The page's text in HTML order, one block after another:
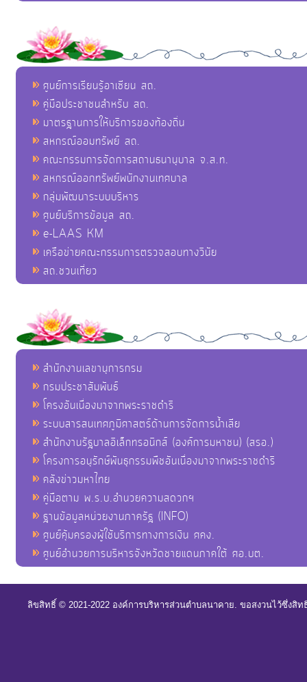
ศูนย์การเรียนรู้อาเซียน สถ.
คู่มือประชาชนสำหรับ สถ.
มาตรฐานการให้บริการของท้องถิ่น
สหกรณ์ออมทรัพย์ สถ.
คณะกรรมการจัดการสถานธนานุบาล จ.ส.ท.
สหกรณ์ออกทรัพย์พนักงานเทศบาล
กลุ่มพัฒนาระบบบริหาร
ศูนย์บริการข้อมูล สถ.
e-LAAS KM
เครือข่ายคณะกรรมการตรวจสอบทางวินัย
สถ.ชวนเที่ยว
สำนักงานเลขานุการกรม
กรมประชาสัมพันธ์
โครงอันเนื่องมาจากพระราชดำริ
ระบบสารสนเทศภูมิศาสตร์ด้านการจัดการน้ำเสีย
สำนักงานรัฐบาลอิเล็กทรอนิกส์ (องค์การมหาชน) (สรอ.)
โครงการอนุรักษ์พันธุกรรมพืชอันเนื่องมาจากพระราชดำริ
คลังข่าวมหาไทย
คู่มือตาม พ.ร.บ.อำนวยความสดวกฯ
ฐานข้อมูลหน่วยงานภาครัฐ (INFO)
ศูนย์คุ้มครองผู้ใช้บริการทางการเงิน ศคง.
ศูนย์อำนวยการบริหารจังหวัดชายแดนภาคใต้ ศอ.บต.
ลิขสิทธิ์ © 2021-2022 องค์การบริหารส่วนตำบลนาคาย. ขอสงวนไว้ซึ่งสิ